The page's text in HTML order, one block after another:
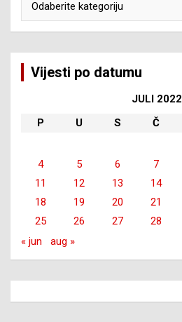
Vijesti po datumu
JULI 2022
P
U S Č
4
5 6 7
11
12 13 14
18
19 20 21
25
26 27 28
« jun
aug »